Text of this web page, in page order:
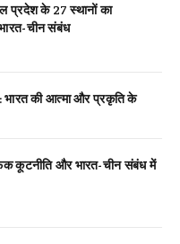
प्रदेश के 27 स्थानों का
चीन संबंध
भारत की आत्मा और प्रकृति के
कूटनीति और भारत-चीन संबंध में